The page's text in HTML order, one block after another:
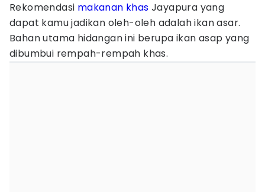
Rekomendasi makanan khas Jayapura yang
dapat kamu jadikan oleh-oleh adalah ikan asar.
Bahan utama hidangan ini berupa ikan asap yang
dibumbui rempah-rempah khas.